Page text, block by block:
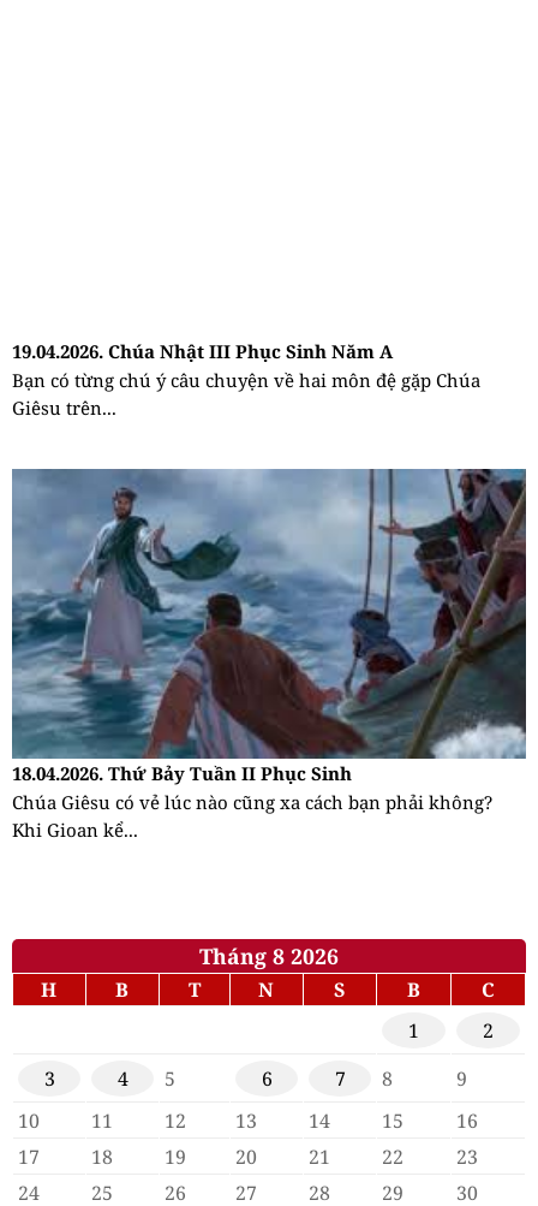
19.04.2026. Chúa Nhật III Phục Sinh Năm A
Bạn có từng chú ý câu chuyện về hai môn đệ gặp Chúa
Giêsu trên...
18.04.2026. Thứ Bảy Tuần II Phục Sinh
Chúa Giêsu có vẻ lúc nào cũng xa cách bạn phải không?
Khi Gioan kể...
Tháng 8 2026
H B T N S B
C
1
2
3
4 5 6 7 8
9
10
11 12 13 14 15
16
17
18 19 20 21 22
23
24
25 26 27 28 29
30